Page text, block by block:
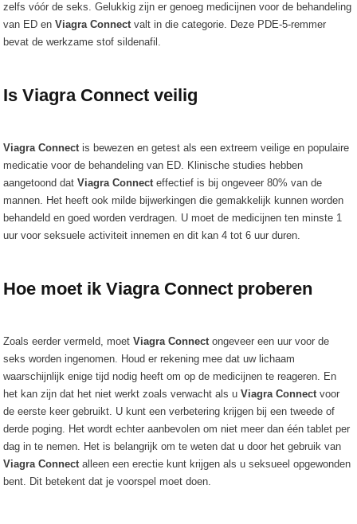
zelfs vóór de seks. Gelukkig zijn er genoeg medicijnen voor de behandeling
van ED enViagra Connectvalt in die categorie. Deze PDE-5-remmer
bevat de werkzame stof sildenafil.
Is Viagra Connect veilig
Viagra Connectis bewezen en getest als een extreem veilige en populaire
medicatie voor de behandeling van ED. Klinische studies hebben
aangetoond datViagra Connecteffectief is bij ongeveer 80% van de
mannen. Het heeft ook milde bijwerkingen die gemakkelijk kunnen worden
behandeld en goed worden verdragen. U moet de medicijnen ten minste 1
uur voor seksuele activiteit innemen en dit kan 4 tot 6 uur duren.
Hoe moet ik Viagra Connect proberen
Zoals eerder vermeld, moetViagra Connectongeveer een uur voor de
seks worden ingenomen. Houd er rekening mee dat uw lichaam
waarschijnlijk enige tijd nodig heeft om op de medicijnen te reageren. En
het kan zijn dat het niet werkt zoals verwacht als uViagra Connectvoor
de eerste keer gebruikt. U kunt een verbetering krijgen bij een tweede of
derde poging. Het wordt echter aanbevolen om niet meer dan één tablet per
dag in te nemen. Het is belangrijk om te weten dat u door het gebruik van
Viagra Connectalleen een erectie kunt krijgen als u seksueel opgewonden
bent. Dit betekent dat je voorspel moet doen.